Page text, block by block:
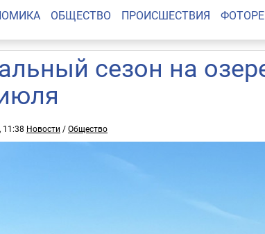
ОБЩЕСТВО ПРОИСШЕСТВИЯ
сезон на
11:38 Новости /Общество